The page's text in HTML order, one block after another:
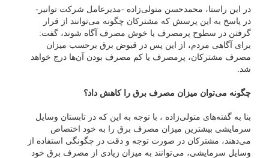
در این راستا، محمدحسن متولی‌زاده -مدیرعامل شرکت توانیر-
در پاسخ به این پرسش که مشترکان چگونه می‌توانند از قرار
گرفتن در سطوح پرمصرف یا خوش مصرف آگاه شوند، گفت:
برای آگاهی مردم، از این پس در قبوض برق برحسب میزان
مصرف مشترکان، پرمصرف یا کم مصرف بودن آن‌ها درج خواهد
شد.
چگونه می‌توان میزان مصرف برق را کاهش داد؟
بنا به گفته‌های متولی‌زاده ، با توجه به این که در تابستان وسایل
سرمایشی بیشترین میزان مصرف برق را به خود اختصاص
می‌دهند، مشترکان در صورت توجه و دقت در چگونگی استفاده از
وسایل سرمایشی، می‌توانند به میزان زیادی از مصرف برق خود